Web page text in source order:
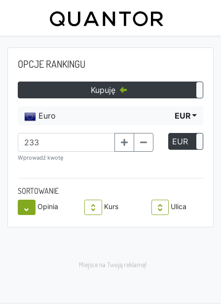
OPCJE RANKINGU
Kupuję
Euro EUR
Wprowadź kwotę
EUR
SORTOWANIE
Opinia Kurs Ulica